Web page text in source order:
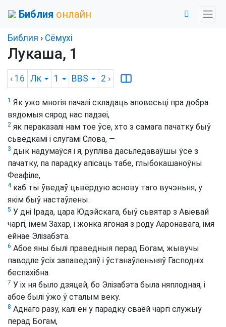
Библия онлайн
Библия › Сёмухі
Лукаша, 1
‹ 16 Лк 1 BBS 2 ›
1 Як ужо многія пачалі складаць аповесьці пра добра
вядомыя сярод нас падзеі,
2 як пераказалі нам тое ўсе, хто з самага пачатку быў
сьведкамі і слугамі Слова, —
3 дык надумаўся і я, рупліва дасьледаваўшы ўсё з
пачатку, па парадку апісаць табе, глыбокашаноўны
Феафіле,
4каб ты ўведаў цьвёрдую аснову таго вучэньня, у
якім быў настаўлены.
5 У дні Ірада, цара Юдэйскага, быў сьвятар з Авіевай
чаргі, імем Захар, і жонка ягоная з роду Ааронавага, імя
ейнае Элізабэта.
6 Абое яны былі праведныя перад Богам, жывучы
паводле ўсіх запаведзяў і ўстанаўленьняў Гасподніх
беспахібна.
7 У іх ня было дзяцей, бо Элізабэта была няплодная, і
абое былі ўжо ў сталым веку.
8 Аднаго разу, калі ён у парадку сваёй чаргі служыў
перад Богам,